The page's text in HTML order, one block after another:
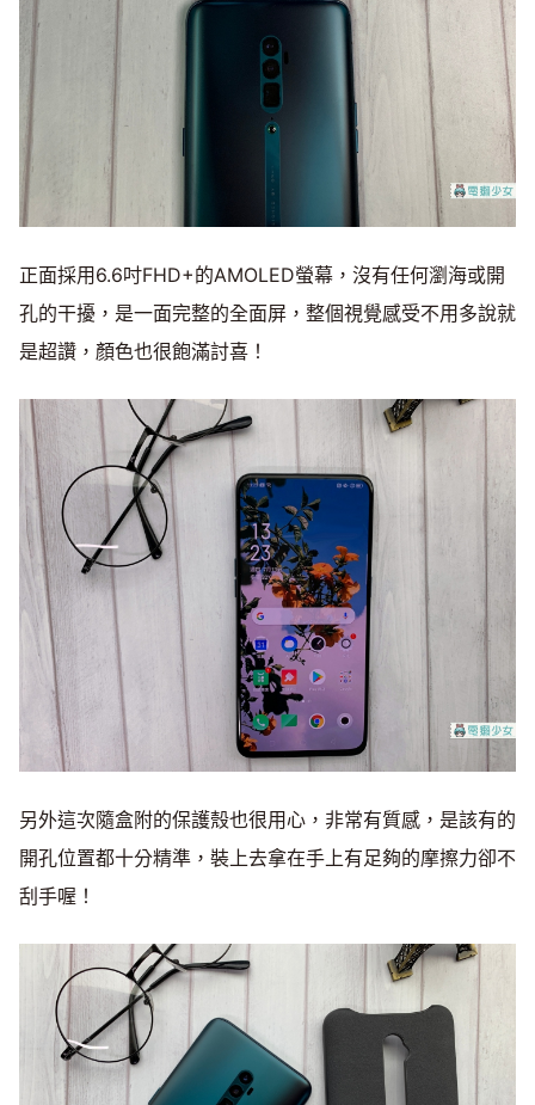
正面採用6.6吋FHD+的AMOLED螢幕，沒有任何瀏海或開
孔的干擾，是一面完整的全面屏，整個視覺感受不用多說就
是超讚，顏色也很飽滿討喜！
另外這次隨盒附的保護殼也很用心，非常有質感，是該有的
開孔位置都十分精準，裝上去拿在手上有足夠的摩擦力卻不
刮手喔！